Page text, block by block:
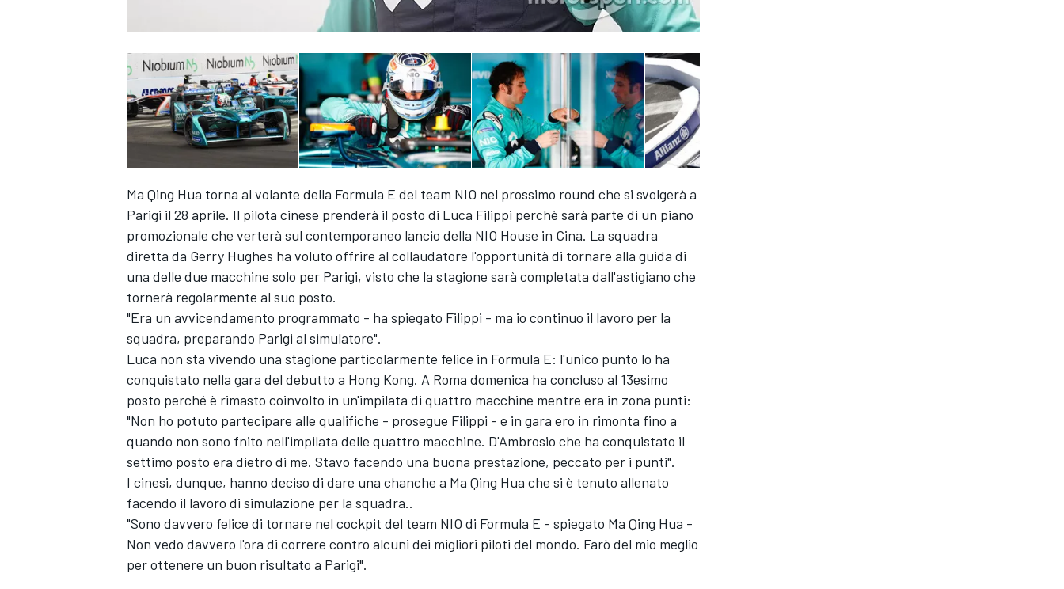
MONOPOSTO
Ma Qing Hua torna al volante della Formula E del team NIO nel prossimo round che si svolgerà a
Parigi il 28 aprile. Il pilota cinese prenderà il posto di Luca Filippi perchè sarà parte di un piano
promozionale che verterà sul contemporaneo lancio della NIO House in Cina. La squadra
diretta da Gerry Hughes ha voluto offrire al collaudatore l'opportunità di tornare alla guida di
una delle due macchine solo per Parigi, visto che la stagione sarà completata dall'astigiano che
tornerà regolarmente al suo posto.
"Era un avvicendamento programmato - ha spiegato Filippi - ma io continuo il lavoro per la
squadra, preparando Parigi al simulatore".
Luca non sta vivendo una stagione particolarmente felice in Formula E: l'unico punto lo ha
conquistato nella gara del debutto a Hong Kong. A Roma domenica ha concluso al 13esimo
posto perché è rimasto coinvolto in un'impilata di quattro macchine mentre era in zona punti:
"Non ho potuto partecipare alle qualifiche - prosegue Filippi - e in gara ero in rimonta fino a
quando non sono fnito nell'impilata delle quattro macchine. D'Ambrosio che ha conquistato il
settimo posto era dietro di me. Stavo facendo una buona prestazione, peccato per i punti".
I cinesi, dunque, hanno deciso di dare una chanche a Ma Qing Hua che si è tenuto allenato
facendo il lavoro di simulazione per la squadra..
"Sono davvero felice di tornare nel cockpit del team NIO di Formula E - spiegato Ma Qing Hua -
Non vedo davvero l'ora di correre contro alcuni dei migliori piloti del mondo. Farò del mio meglio
per ottenere un buon risultato a Parigi".